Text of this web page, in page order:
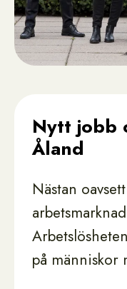
Nytt jobb
Åland
Nästan
på människor